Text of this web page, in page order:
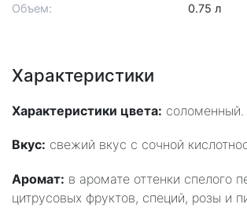
Объем: 0.75 л
Характеристики
Характеристики цвета: соломенный.
Вкус: свежий вкус с сочной
Аромат: в аромате оттенки спелого
цитрусовых фруктов, специй, розы и